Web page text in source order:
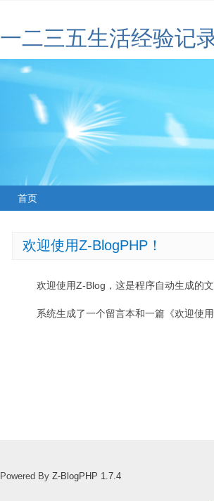
一二三五生活经验记
首页
欢迎使用Z-BlogPHP！
欢迎使用Z-Blog，这是程序自动生成的
系统生成了一个留言本和一篇《欢迎使
Powered By Z-BlogPHP 1.7.4